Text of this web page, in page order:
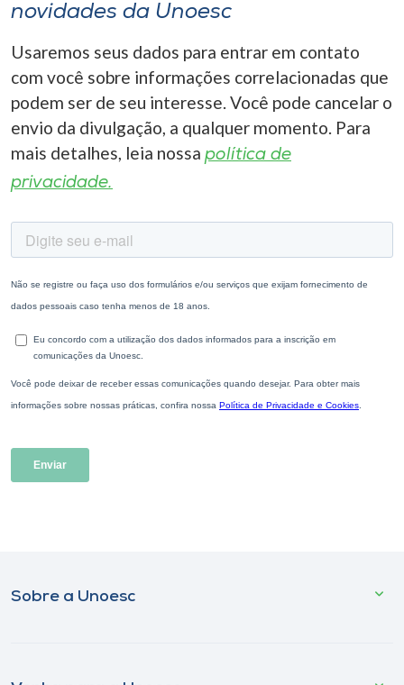
novidades da Unoesc
Usaremos seus dados para entrar em contato
com você sobre informações correlacionadas que
podem ser de seu interesse. Você pode cancelar o
envio da divulgação, a qualquer momento. Para
mais detalhes, leia nossa política de
privacidade.
Sobre a Unoesc